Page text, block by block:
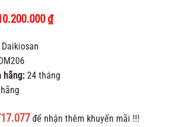
₫.
₫Giá
Daikiosan
hãng: 24 tháng
để nhận thêm khuyến mãi !!!